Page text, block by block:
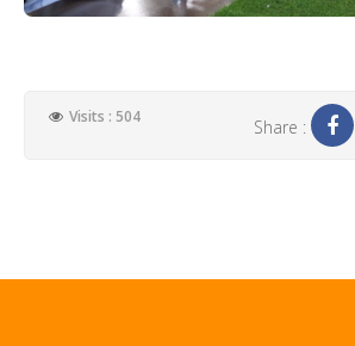
Visits : 504 Share :